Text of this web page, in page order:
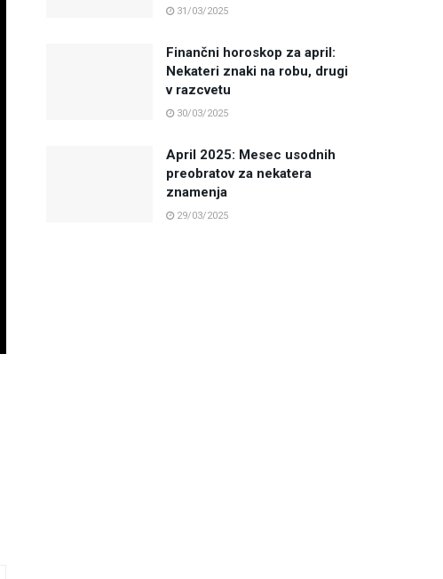
31/03/2025
Finančni horoskop za april:
Nekateri znaki na robu, drugi
v razcvetu
30/03/2025
April 2025: Mesec usodnih
preobratov za nekatera
znamenja
29/03/2025